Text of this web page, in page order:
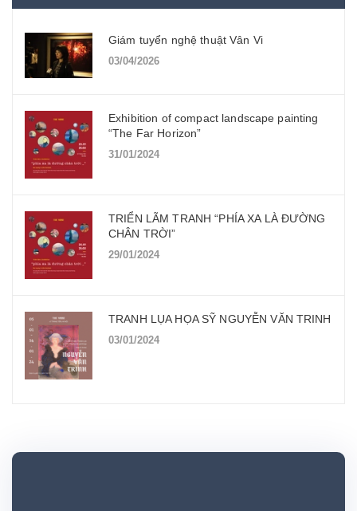
Giám tuyển nghệ thuật Vân Vi
03/04/2026
Exhibition of compact landscape painting
“The Far Horizon”
31/01/2024
TRIỂN LÃM TRANH “PHÍA XA LÀ ĐƯỜNG
CHÂN TRỜI”
29/01/2024
TRANH LỤA HỌA SỸ NGUYỄN VĂN TRINH
03/01/2024